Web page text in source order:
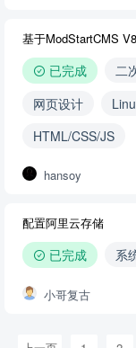
基于ModStartCMS
已完成 二
网页设计
HTML/CSS/JS
hansoy
配置阿里云存储
已完成 系
小哥复古